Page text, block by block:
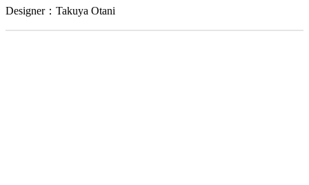
Designer：Takuya Otani